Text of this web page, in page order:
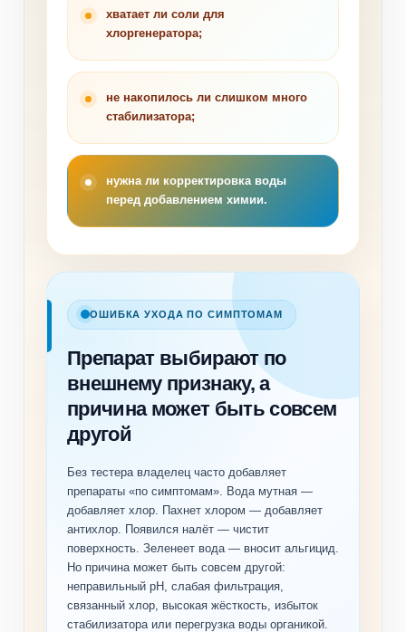
хватает ли соли для
хлоргенератора;
не накопилось ли слишком много
стабилизатора;
нужна ли корректировка воды
перед добавлением химии.
ОШИБКА УХОДА ПО СИМПТОМАМ
Препарат выбирают по
внешнему признаку, а
причина может быть совсем
другой
Без тестера владелец часто добавляет
препараты «по симптомам». Вода мутная —
добавляет хлор. Пахнет хлором — добавляет
антихлор. Появился налёт — чистит
поверхность. Зеленеет вода — вносит альгицид.
Но причина может быть совсем другой:
неправильный pH, слабая фильтрация,
связанный хлор, высокая жёсткость, избыток
стабилизатора или перегрузка воды органикой.